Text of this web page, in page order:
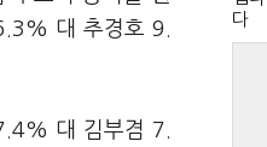
대 추경호 9.
대 김부겸 7.
다